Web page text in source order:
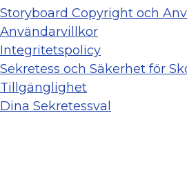
Storyboard Copyright och
Användarvillkor
Integritetspolicy
Sekretess och Säkerhet för
Tillgänglighet
Dina Sekretessval